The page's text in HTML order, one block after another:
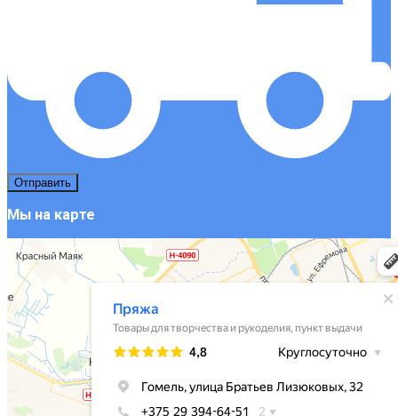
Мы на карте